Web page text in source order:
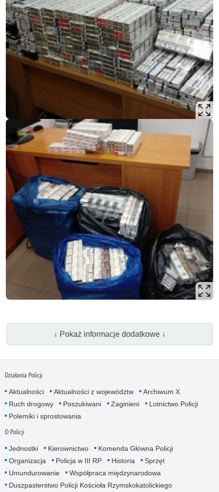
↓ Pokaż informacje dodatkowe ↓
Działania Policji
Aktualności Aktualności z województw
Archiwum X
Ruch drogowy
Poszukiwani Zaginieni
Lotnictwo Policji
Polemiki i sprostowania
O Policji
Jednostki Kierownictwo
Komenda Główna Policji
Organizacja
Policja w III RP Historia
Sprzęt
Umundurowanie
Współpraca międzynarodowa
Duszpasterstwo Policji Kościoła Rzymskokatolickiego